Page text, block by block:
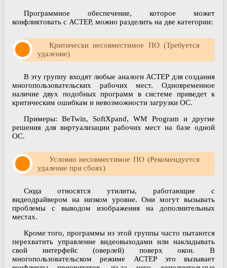
Программное обеспечение, которое может
конфликтовать с АСТЕР, можно разделить на две категории:
Критически несовместимое ПО (Требуется
удаление)
В эту группу входят любые аналоги АСТЕР для создания
многопользовательских рабочих мест. Одновременное
наличие двух подобных программ в системе приведет к
критическим ошибкам и невозможности загрузки ОС.
Примеры: BeTwin, SoftXpand, WM Program и другие
решения для виртуализации рабочих мест на базе одной
ОС.
Условно несовместимое ПО (Рекомендуется
удаление при сбоях)
Сюда относятся утилиты, работающие с
видеодрайвером на низком уровне. Они могут вызывать
проблемы с выводом изображения на дополнительных
местах.
Кроме того, программы из этой группы часто пытаются
перехватить управление видеовыходами или накладывать
свой интерфейс (оверлей) поверх окон. В
многопользовательском режиме АСТЕР это вызывает